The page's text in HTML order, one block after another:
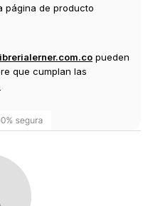
página de producto
pueden
que cumplan las